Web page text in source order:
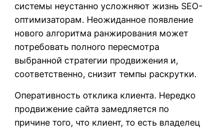
системы неустанно усложняют жизнь SEO-
оптимизаторам. Неожиданное появление
нового алгоритма ранжирования может
потребовать полного пересмотра
выбранной стратегии продвижения и,
соответственно, снизит темпы раскрутки.
Оперативность отклика клиента. Нередко
продвижение сайта замедляется по
причине того, что клиент, то есть владелец